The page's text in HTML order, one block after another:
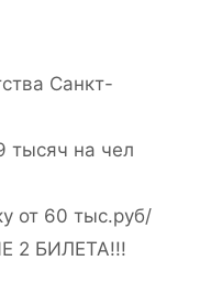
Санкт-
тысяч на чел
от 60 тыс.руб/
2 БИЛЕТА!!!